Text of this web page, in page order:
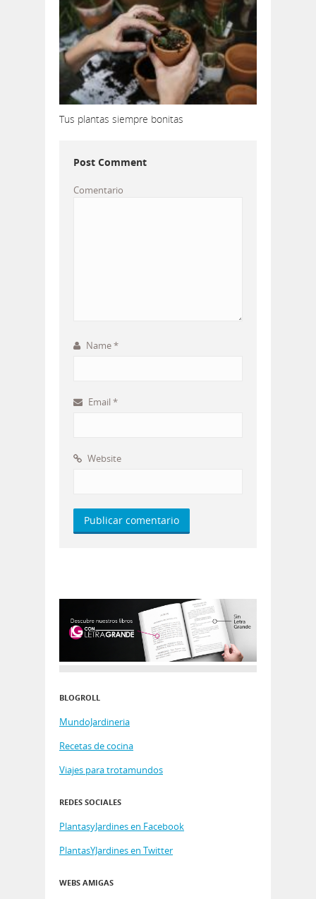
Tus plantas siempre bonitas
Post Comment
Comentario
Name*
Email *
Website
BLOGROLL
MundoJardineria
Recetas de cocina
Viajes para trotamundos
REDES SOCIALES
PlantasyJardines en Facebook
PlantasYJardines en Twitter
WEBS AMIGAS